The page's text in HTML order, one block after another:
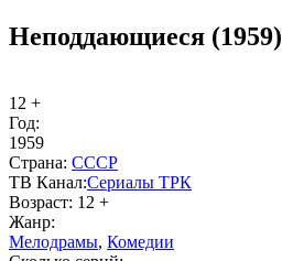
Неподдающиеся (1959)
12 +
Год:
1959
Стра­на: СССР
ТВ Ка­нал:Се­риа­лы ТРК
Воз­раст: 12 +
Жанр:
Ме­ло­дра­мы, Ко­ме­дии